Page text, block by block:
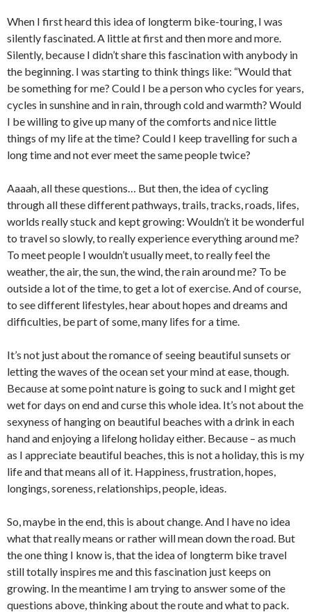
When I first heard this idea of longterm bike-touring, I was
silently fascinated. A little at first and then more and more.
Silently, because I didn’t share this fascination with anybody in
the beginning. I was starting to think things like: “Would that
be something for me? Could I be a person who cycles for years,
cycles in sunshine and in rain, through cold and warmth? Would
I be willing to give up many of the comforts and nice little
things of my life at the time? Could I keep travelling for such a
long time and not ever meet the same people twice?
Aaaah, all these questions… But then, the idea of cycling
through all these different pathways, trails, tracks, roads, lifes,
worlds really stuck and kept growing: Wouldn’t it be wonderful
to travel so slowly, to really experience everything around me?
To meet people I wouldn’t usually meet, to really feel the
weather, the air, the sun, the wind, the rain around me? To be
outside a lot of the time, to get a lot of exercise. And of course,
to see different lifestyles, hear about hopes and dreams and
difficulties, be part of some, many lifes for a time.
It’s not just about the romance of seeing beautiful sunsets or
letting the waves of the ocean set your mind at ease, though.
Because at some point nature is going to suck and I might get
wet for days on end and curse this whole idea. It’s not about the
sexyness of hanging on beautiful beaches with a drink in each
hand and enjoying a lifelong holiday either. Because – as much
as I appreciate beautiful beaches, this is not a holiday, this is my
life and that means all of it. Happiness, frustration, hopes,
longings, soreness, relationships, people, ideas.
So, maybe in the end, this is about change. And I have no idea
what that really means or rather will mean down the road. But
the one thing I know is, that the idea of longterm bike travel
still totally inspires me and this fascination just keeps on
growing. In the meantime I am trying to answer some of the
questions above, thinking about the route and what to pack.